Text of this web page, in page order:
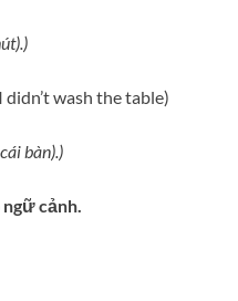
wash the table)
bàn).)
cảnh.